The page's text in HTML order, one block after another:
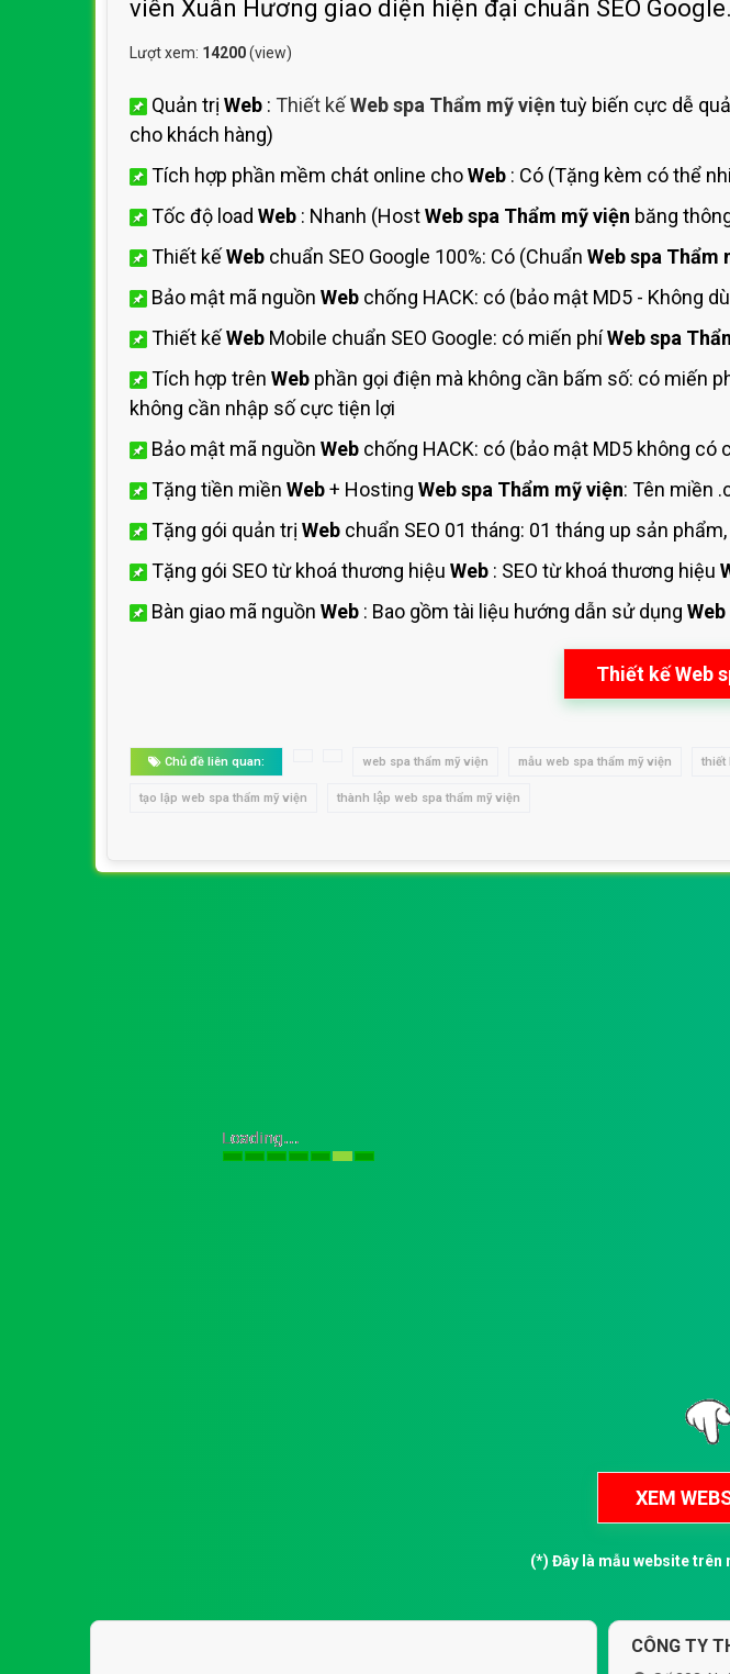
Bảng giá quản trị Website
viên Xuân Hương giao diện hiện đại chuẩn SEO Google.
Lượt xem: 14200(view)
Quản trị Web : Thiết kếWeb spa Thẩm mỹ viện tuỳ biến cực dễ
cho khách hàng)
Tích hợp phần mềm chát online choWeb : Có (Tặng kèm có thể
Tốc độ load Web : Nhanh (HostWeb spa Thẩm mỹ viện băng
Thiết kếWeb chuẩn SEO Google 100%: Có (Chuẩn Web spa Thẩm
Bảo mật mã nguồn Web chống HACK: có (bảo mật MD5 - Không
Thiết kếWeb Mobile chuẩn SEO Google: có miến phíWeb spa
Tích hợp trên Web phần gọi điện mà không cần bấm số: có miến
không cần nhập số cực tiện lợi
Bảo mật mã nguồn Web chống HACK: có (bảo mật MD5 không có
Tặng tiền miền Web+ Hosting Web spa Thẩm mỹ viện: Tên miền
Tặng gói quản trị Web chuẩn SEO 01 tháng: 01 tháng up sản
Tặng gói SEO từ khoá thương hiệu Web : SEO từ khoá thương hiệu
Bàn giao mã nguồn Web : Bao gồm tài liệu hướng dẫn sử dụng
Thiết kế Web
Chủ đề liên quan: web spa thẩm mỹ viện mẫu web spa thẩm mỹ viện thiết
tạo lập web spa thẩm mỹ viện thành lập web spa thẩm mỹ viện